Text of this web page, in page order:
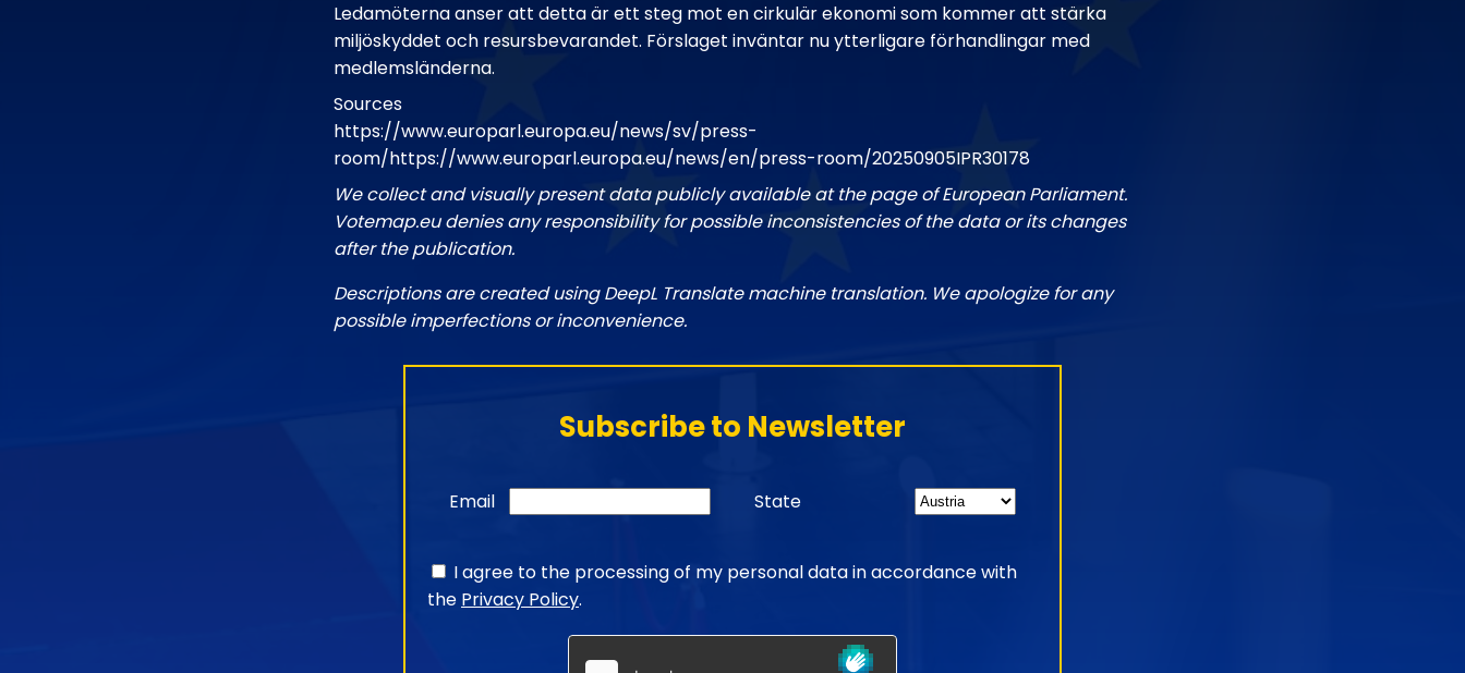
Ledamöterna anser att detta är ett steg mot en cirkulär ekonomi som kommer att stärka
miljöskyddet och resursbevarandet. Förslaget inväntar nu ytterligare förhandlingar med
medlemsländerna.
Sources
https://www.europarl.europa.eu/news/sv/press-
room/https://www.europarl.europa.eu/news/en/press-room/20250905IPR30178
We collect and visually present data publicly available at the page of European Parliament.
Votemap.eu denies any responsibility for possible inconsistencies of the data or its changes
after the publication.
Descriptions are created using DeepL Translate machine translation. We apologize for any
possible imperfections or inconvenience.
Subscribe to Newsletter
Email State
I agree to the processing of my personal data in accordance with
the Privacy Policy.